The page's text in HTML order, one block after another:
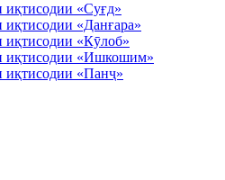
иқтисодии «Суғд»
«Данғара»
иқтисодии «Кӯлоб»
иқтисодии «Ишкошим»
иқтисодии «Панҷ»